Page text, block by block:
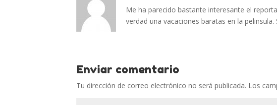
Me ha parecido bastante interesante el
verdad una vacaciones baratas en la pelinsula.
Enviar comentario
Tu dirección de correo electrónico no será publicada. Los